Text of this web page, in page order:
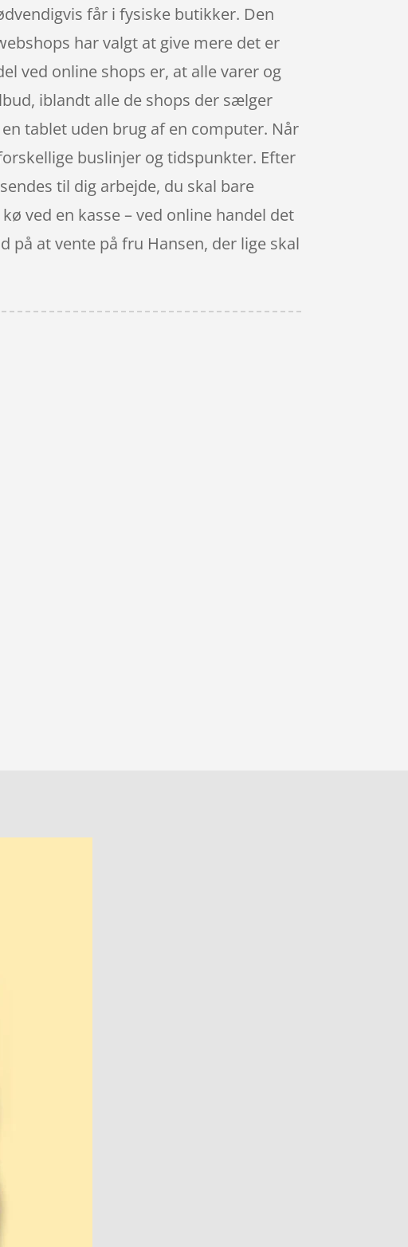
får i fysiske butikker. Den
har valgt at give mere det er
ved online shops er, at alle varer og
iblandt alle de shops der sælger
tablet uden brug af en computer. Når
buslinjer og tidspunkter. Efter
til dig arbejde, du skal bare
ved en kasse – ved online handel det
at vente på fru Hansen, der lige skal